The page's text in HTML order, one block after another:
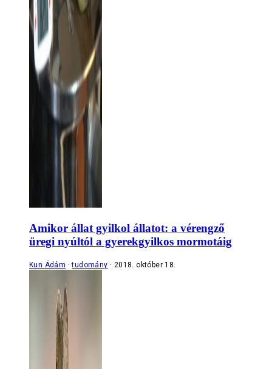
Amikor állat gyilkol állatot: a vérengző
üregi nyúltól a gyerekgyilkos mormotáig
Kun Ádám tudomány 2018. október 18.